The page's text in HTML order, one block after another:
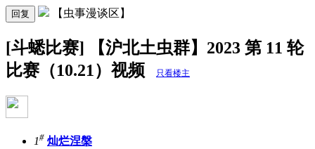
回复 【虫事漫谈区】
[斗蟋比赛] 【沪北土虫群】2023 第 11 轮
比赛（10.21）视频
只看楼主
1# 灿烂涅槃